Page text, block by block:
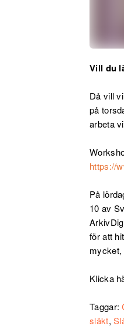
Vill du
Då vill
på
arbeta
https://
På
10 av
för att
mycket,
Klicka
Taggar:
släkt,